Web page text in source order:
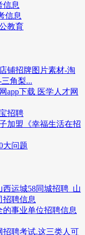
信息
信息
教育
铺招牌图片素材-淘
角梨...
app下载 医学人才网
招聘
加盟《幸福生活在招
大问题
运城58同城招聘_山
招聘信息
事业单位招聘信息
招聘考试,这三类人可